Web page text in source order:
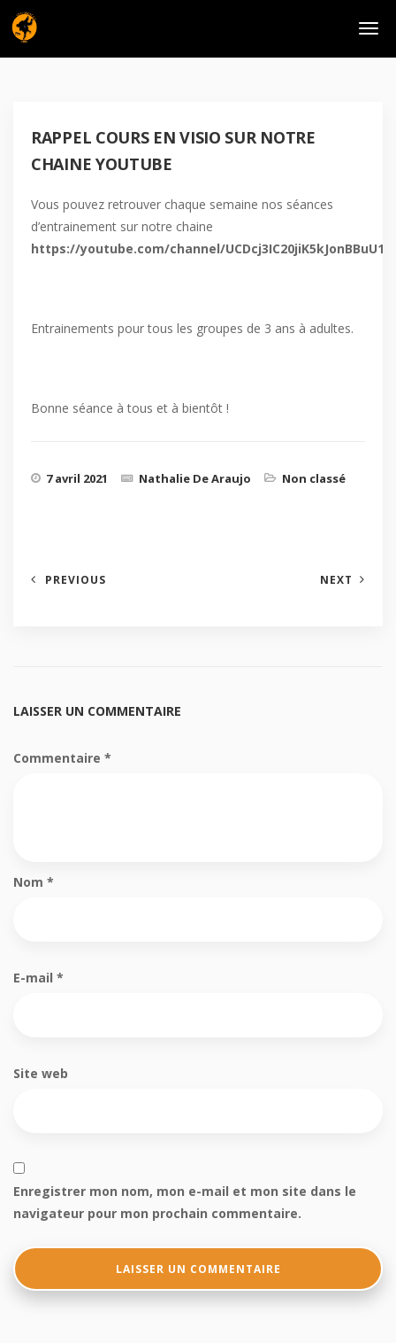
RAPPEL COURS EN VISIO SUR NOTRE
CHAINE YOUTUBE
Vous pouvez retrouver chaque semaine nos séances
d’entrainement sur notre chaine
https://youtube.com/channel/UCDcj3IC20jiK5kJonBBuU1Q
Entrainements pour tous les groupes de 3 ans à adultes.
Bonne séance à tous et à bientôt !
7 avril 2021 Nathalie De Araujo Non classé
PREVIOUS NEXT
LAISSER UN COMMENTAIRE
Commentaire *
Nom *
E-mail *
Site web
Enregistrer mon nom, mon e-mail et mon site dans le
navigateur pour mon prochain commentaire.